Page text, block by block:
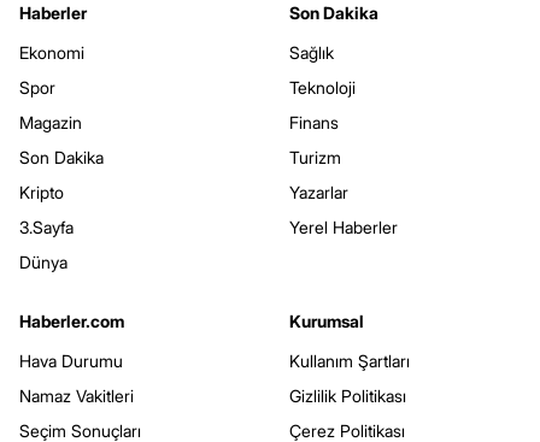
Haberler
Ekonomi
Spor
Magazin
Son Dakika
Kripto
3.Sayfa
Dünya
Son Dakika
Sağlık
Teknoloji
Finans
Turizm
Yazarlar
Yerel Haberler
Haberler.com
Hava Durumu
Namaz Vakitleri
Seçim Sonuçları
Kurumsal
Kullanım Şartları
Gizlilik Politikası
Çerez Politikası